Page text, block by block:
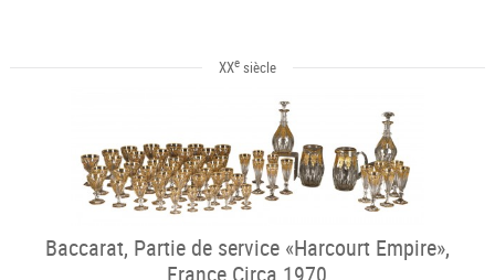
XXesiècle
Baccarat, Partie de service «Harcourt Empire»,